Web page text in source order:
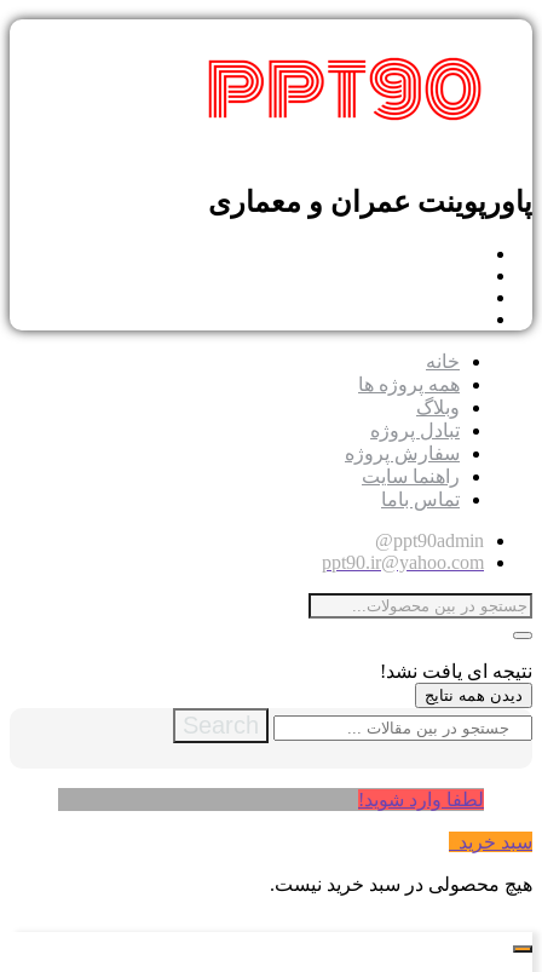
پاورپوینت عمران و معماری
خانه
همه پروژه ها
وبلاگ
تبادل پروژه
سفارش پروژه
راهنما سایت
تماس باما
ppt90admin@
ppt90.ir@yahoo.com
نتیجه ای یافت نشد!
دیدن همه نتایج
Search
لطفا وارد شوید!
سبد خرید
هیچ محصولی در سبد خرید نیست.